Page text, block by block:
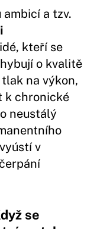
a tzv.
kteří se
o kvalitě
na výkon,
k chronické
neustálý
v
se